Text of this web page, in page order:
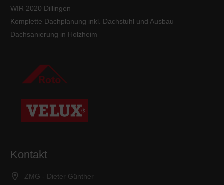
WIR 2020 Dillingen
Komplette Dachplanung inkl. Dachstuhl und Ausbau
Dachsanierung in Holzheim
Kontakt
ZMG - Dieter Günther